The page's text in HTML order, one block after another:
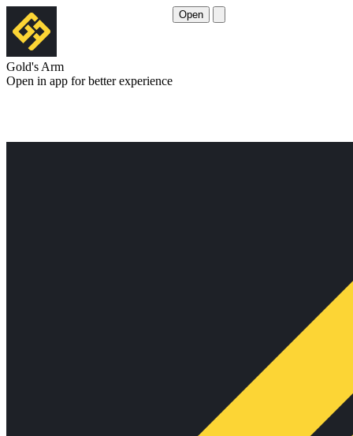
Gold's Arm
Open in app for better experience
Open